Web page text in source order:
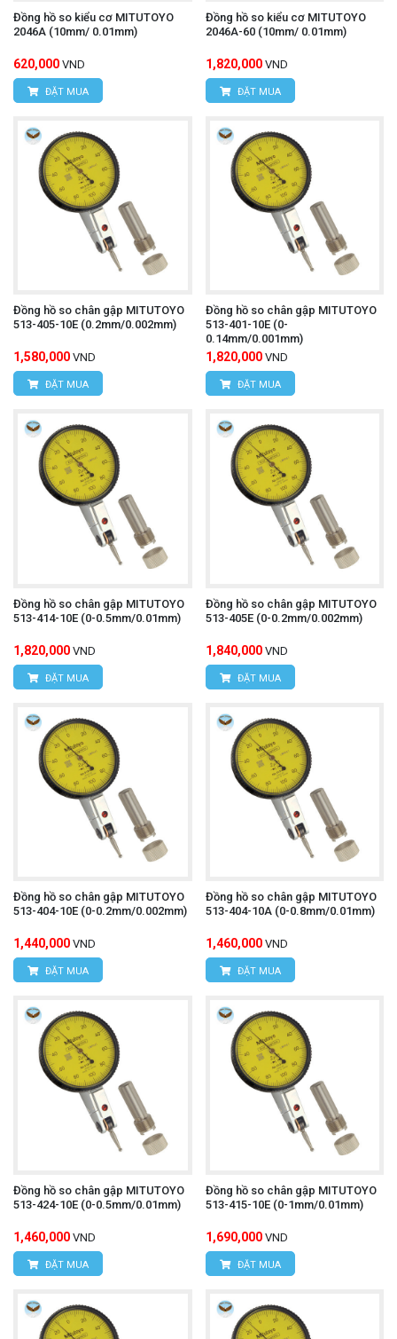
Đồng hồ so kiểu cơ MITUTOYO
2046A (10mm/ 0.01mm)
620,000 VND
ĐẶT MUA
Đồng hồ so kiểu cơ MITUTOYO
2046A-60 (10mm/ 0.01mm)
1,820,000 VND
ĐẶT MUA
Đồng hồ so chân gập MITUTOYO
513-405-10E (0.2mm/0.002mm)
1,580,000 VND
ĐẶT MUA
Đồng hồ so chân gập MITUTOYO
513-401-10E (0-
0.14mm/0.001mm)
1,820,000 VND
ĐẶT MUA
Đồng hồ so chân gập MITUTOYO
513-414-10E (0-0.5mm/0.01mm)
1,820,000 VND
ĐẶT MUA
Đồng hồ so chân gập MITUTOYO
513-405E (0-0.2mm/0.002mm)
1,840,000 VND
ĐẶT MUA
Đồng hồ so chân gập MITUTOYO
513-404-10E (0-0.2mm/0.002mm)
1,440,000 VND
ĐẶT MUA
Đồng hồ so chân gập MITUTOYO
513-404-10A (0-0.8mm/0.01mm)
1,460,000 VND
ĐẶT MUA
Đồng hồ so chân gập MITUTOYO
513-424-10E (0-0.5mm/0.01mm)
1,460,000 VND
ĐẶT MUA
Đồng hồ so chân gập MITUTOYO
513-415-10E (0-1mm/0.01mm)
1,690,000 VND
ĐẶT MUA